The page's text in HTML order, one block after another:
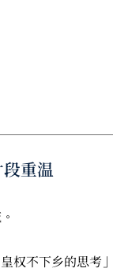
重温
不下乡的思考